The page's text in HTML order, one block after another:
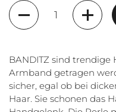
Quantity
BANDITZ sind trendige
Armband getragen
sicher, egal ob bei
Haar. Sie schonen das